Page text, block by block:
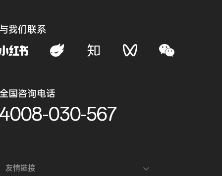
我们联系
国咨询电话
030-567
友情链接